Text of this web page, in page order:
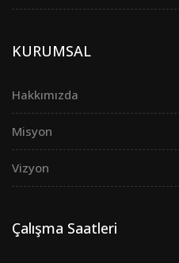
KURUMSAL
Hakkımızda
Misyon
Vizyon
Çalışma Saatleri